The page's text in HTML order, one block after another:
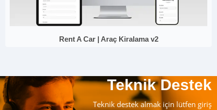
Rent A Car | Araç Kiralama v2
Teknik Destek
Teknik destek almak için lütfen giriş